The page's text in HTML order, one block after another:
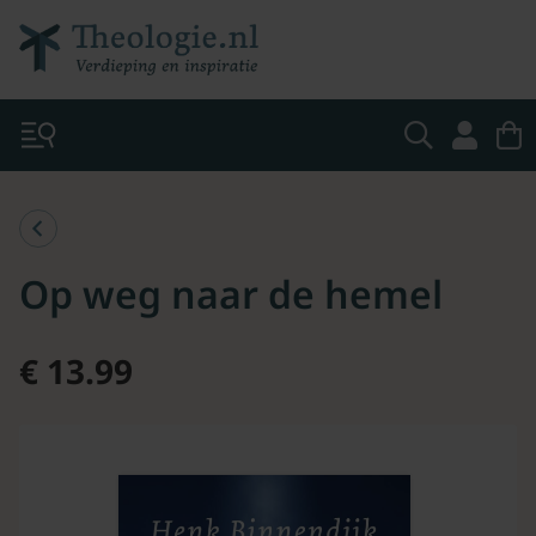
Op weg naar de hemel
€ 13.99